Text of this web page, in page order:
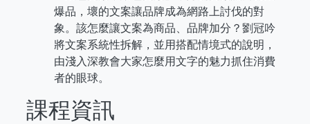
爆品，壞的文案讓品牌成為網路上討伐的對
象。該怎麼讓文案為商品、品牌加分？劉冠吟
將文案系統性拆解，並用搭配情境式的說明，
由淺入深教會大家怎麼用文字的魅力抓住消費
者的眼球。
課程資訊